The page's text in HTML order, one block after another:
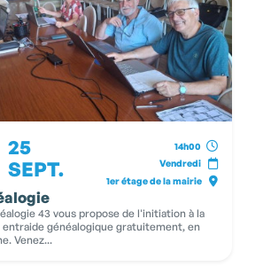
25
SEPT.
14h00
Vendredi
1er étage de la mairie
43 vous propose de l'initiation à la
généalogique gratuitement, en
Venez...